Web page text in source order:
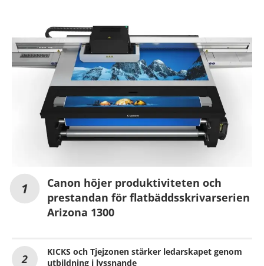
Canon höjer produktiviteten och
prestandan för flatbäddsskrivarserien
Arizona 1300
KICKS och Tjejzonen stärker ledarskapet genom
utbildning i lyssnande